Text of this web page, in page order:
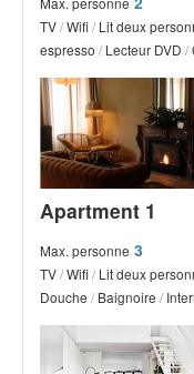
TV/Wifi/ Lit deux
espresso / Lecteur DVD /
Apartment 1
Max. personne 3
TV/Wifi/ Lit deux
Douche / Baignoire /